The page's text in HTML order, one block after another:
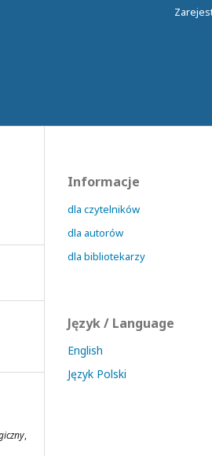
,
Informacje
dla czytelników
dla autorów
dla bibliotekarzy
Język / Language
English
Język Polski